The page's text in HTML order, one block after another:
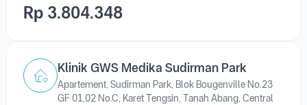
Rp 3.804.348
Klinik GWS Medika Sudirman Park
Apartement, Sudirman Park, Blok Bougenville No.23
GF 01,02 No.C, Karet Tengsin, Tanah Abang, Central